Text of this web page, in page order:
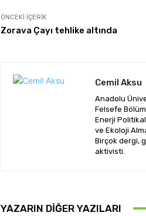
ÖNCEKI İÇERIK
Zorava Çayı tehlike altında
Cemil Aksu
Anadolu
Felsefe
Enerji
ve Ekoloji
Birçok dergi,
aktivisti.
YAZARIN DIĞER YAZILARI